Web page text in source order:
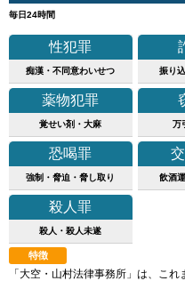
毎日24時間
性犯罪
痴漢・不同意わいせつ 振り
薬物犯罪
覚せい剤・大麻 万
恐喝罪
強制・脅迫・脅し取り 飲酒
殺人罪
殺人・殺人未遂
特徴
「大空・山村法律事務所」は、こ